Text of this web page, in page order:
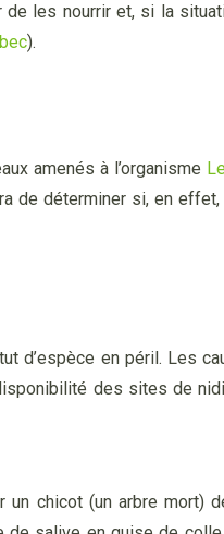
de les nourrir et, si la
).
amenés à l’organisme
de déterminer si, en effet,
d’espèce en péril. Les
des sites de
chicot (un arbre mort)